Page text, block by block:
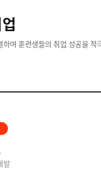
여 훈련생들의 취업 성공을 적
발